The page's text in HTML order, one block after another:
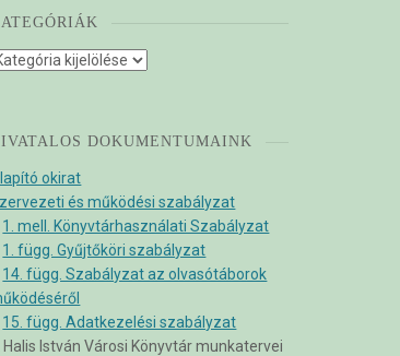
DOKUMENTUMAINK
okirat
és működési szabályzat
1. mell. Könyvtárhasználati Szabályzat
1. függ. Gyűjtőköri szabályzat
14. függ. Szabályzat az olvasótáborok
15. függ. Adatkezelési szabályzat
Halis István Városi Könyvtár munkatervei